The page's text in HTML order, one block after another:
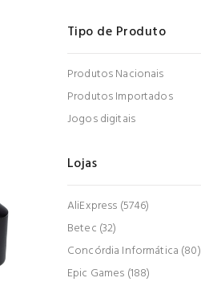
Tipo de Produto
Produtos Nacionais
Produtos Importados
Jogos digitais
Lojas
AliExpress (5746)
Betec (32)
Concórdia Informática (80)
Epic Games (188)